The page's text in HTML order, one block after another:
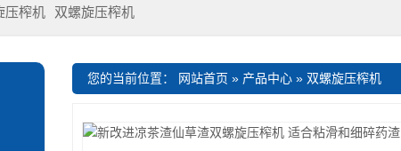
压榨机 双螺旋压榨机
您的当前位置： 网站首页 » 产品中心 » 双螺旋压榨机